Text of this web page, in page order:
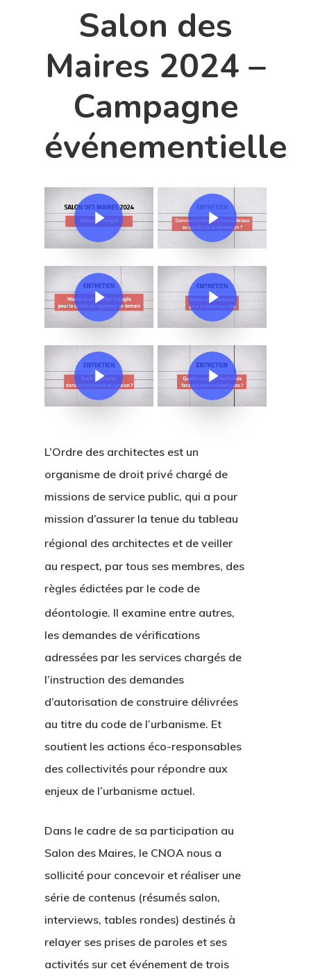
Salon des
Maires 2024 –
Campagne
événementielle
Play Video Play Video
Play Video Play Video
Play Video Play Video
L’Ordre des architectes est un
organisme de droit privé chargé de
missions de service public, qui a pour
mission d’assurer la tenue du tableau
régional des architectes et de veiller
au respect, par tous ses membres, des
règles édictées par le code de
déontologie. Il examine entre autres,
les demandes de vérifications
adressées par les services chargés de
l’instruction des demandes
d’autorisation de construire délivrées
au titre du code de l’urbanisme. Et
soutient les actions éco-responsables
des collectivités pour répondre aux
enjeux de l’urbanisme actuel.
Dans le cadre de sa participation au
Salon des Maires, le CNOA nous a
sollicité pour concevoir et réaliser une
série de contenus (résumés salon,
interviews, tables rondes) destinés à
relayer ses prises de paroles et ses
activités sur cet événement de trois